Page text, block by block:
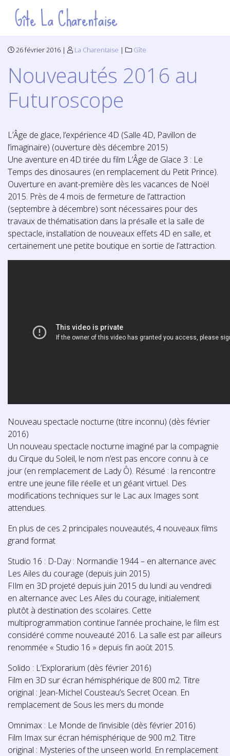
26 février 2016 | La Charentaise | Gîte
Nouveautés 2016 au
Futuroscope
L’Âge de glace, l’expérience 4D (Salle 4D, Pavillon de
l’imaginaire) (ouverture dès décembre 2015)
Une aventure en 4D tirée du film L’Âge de Glace 3 : Le
Temps des dinosaures (en remplacement du Petit Prince).
Ouverture en avant-première dès les vacances de Noël
2015. Près de 4 mois de fermeture de l’attraction
(septembre à décembre) sont nécessaires pour des
travaux de thématisation dans la présalle et la salle de
spectacle, installation de nouveaux effets 4D en salle, et
certainement une petite boutique en sortie de l’attraction.
Nouveau spectacle nocturne (titre inconnu) (dès février
2016)
Un nouveau spectacle nocturne imaginé par la compagnie
du Cirque du Soleil, le nom n’est pas encore connu à ce
jour (en remplacement de Lady Ô). Résumé : la rencontre
entre une jeune fille réelle et un géant virtuel. Des
modifications techniques sur le Lac aux Images sont
attendues.
En plus de ces 2 principales nouveautés, 4 nouveaux films
grand format
Studio 16 : D-Day : Normandie 1944 – en alternance avec
Les Ailes du courage (depuis juin 2015)
FIlm en 3D projeté depuis juin 2015 du lundi au vendredi
en alternance avec Les Ailes du courage, initialement
plutôt à destination des scolaires. Cette
multiprogrammation continue l’année prochaine, le film est
considéré comme nouveauté 2016. La salle est par ailleurs
renommée « Studio 16 » depuis fin août 2015.
Solido : L’Explorarium (dès février 2016)
Film en 3D sur écran hémisphérique de 800 m2. Titre
original : Jean-Michel Cousteau’s Secret Ocean. En
remplacement de Sous les mers du monde
Omnimax : Le Monde de l’invisible (dès février 2016)
Film Imax sur écran hémisphérique de 900 m2. Titre
original : Mysteries of the unseen world. En remplacement